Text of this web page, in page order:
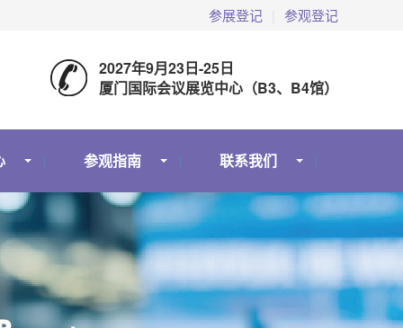
参展登记 参观登记
2027年9月23日-25日
厦门国际会议展览中心（B3、B4馆）
参观指南 联系我们